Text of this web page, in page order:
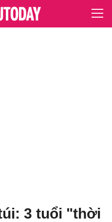
3 tuổi "thời